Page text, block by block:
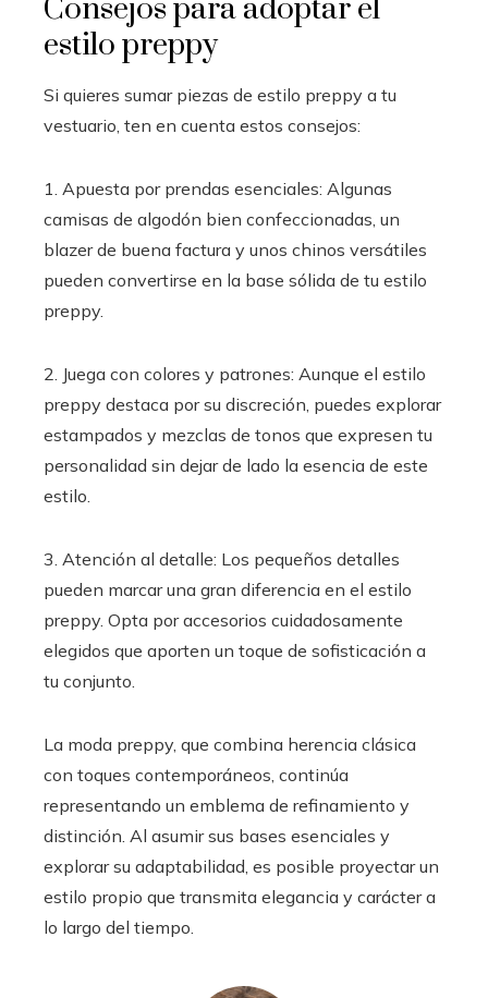
Consejos para adoptar el
estilo preppy
Si quieres sumar piezas de estilo preppy a tu
vestuario, ten en cuenta estos consejos:
1. Apuesta por prendas esenciales: Algunas
camisas de algodón bien confeccionadas, un
blazer de buena factura y unos chinos versátiles
pueden convertirse en la base sólida de tu estilo
preppy.
2. Juega con colores y patrones: Aunque el estilo
preppy destaca por su discreción, puedes explorar
estampados y mezclas de tonos que expresen tu
personalidad sin dejar de lado la esencia de este
estilo.
3. Atención al detalle: Los pequeños detalles
pueden marcar una gran diferencia en el estilo
preppy. Opta por accesorios cuidadosamente
elegidos que aporten un toque de sofisticación a
tu conjunto.
La moda preppy, que combina herencia clásica
con toques contemporáneos, continúa
representando un emblema de refinamiento y
distinción. Al asumir sus bases esenciales y
explorar su adaptabilidad, es posible proyectar un
estilo propio que transmita elegancia y carácter a
lo largo del tiempo.